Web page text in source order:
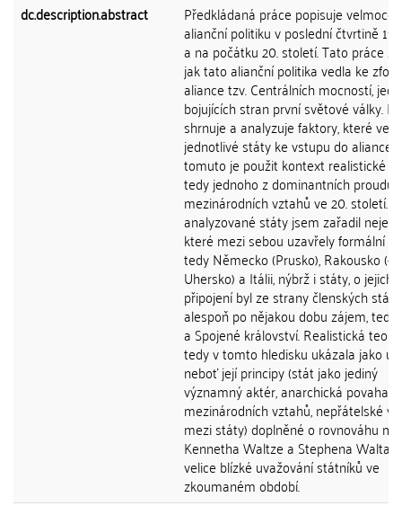
dc.description.abstract
Předkládaná práce popisuje
alianční politiku v poslední čtvrtině
a na počátku 20. století. Tato práce
jak tato alianční politika vedla ke
aliance tzv. Centrálních mocností,
bojujících stran první světové války.
shrnuje a analyzuje faktory, které
jednotlivé státy ke vstupu do aliance.
tomuto je použit kontext realistické
tedy jednoho z dominantních proudů
mezinárodních vztahů ve 20. století.
analyzované státy jsem zařadil nejen
které mezi sebou uzavřely formální
tedy Německo (Prusko), Rakousko (-
Uhersko) a Itálii, nýbrž i státy, o jejichž
připojení byl ze strany členských států
alespoň po nějakou dobu zájem, tedy
a Spojené království. Realistická
tedy v tomto hledisku ukázala jako
neboť její principy (stát jako jediný
významný aktér, anarchická povaha
mezinárodních vztahů, nepřátelské
mezi státy) doplněné o rovnováhu
Kennetha Waltze a Stephena Walta,
velice blízké uvažování státníků ve
zkoumaném období.